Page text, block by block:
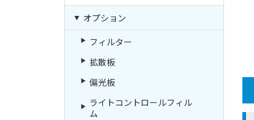
オプション
フィルター
拡散板
偏光板
ライトコントロールフィル
ム